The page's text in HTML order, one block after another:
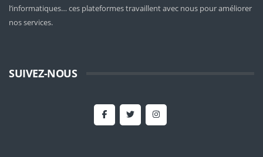
l’informatiques… ces plateformes travaillent avec nous pour améliorer
nos services.
SUIVEZ-NOUS